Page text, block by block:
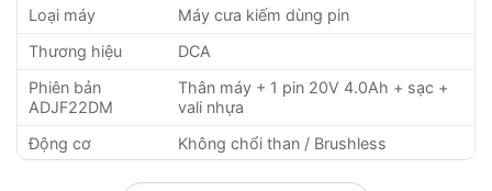
Loại máy
Máy cưa kiếm dùng pin
Thương hiệu
DCA
Phiên bản
ADJF22DM
Thân máy + 1 pin 20V 4.0Ah + sạc +
vali nhựa
Động cơ
Không chổi than / Brushless
20V